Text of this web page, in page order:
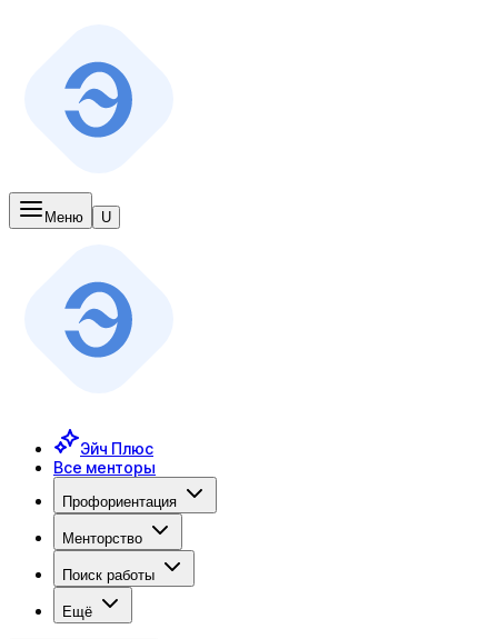
Меню U
Эйч Плюс
Все менторы
Профориентация
Менторство
Поиск работы
Ещё